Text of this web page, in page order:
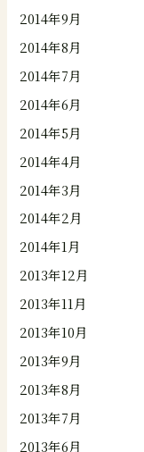
2014年9月
2014年8月
2014年7月
2014年6月
2014年5月
2014年4月
2014年3月
2014年2月
2014年1月
2013年12月
2013年11月
2013年10月
2013年9月
2013年8月
2013年7月
2013年6月